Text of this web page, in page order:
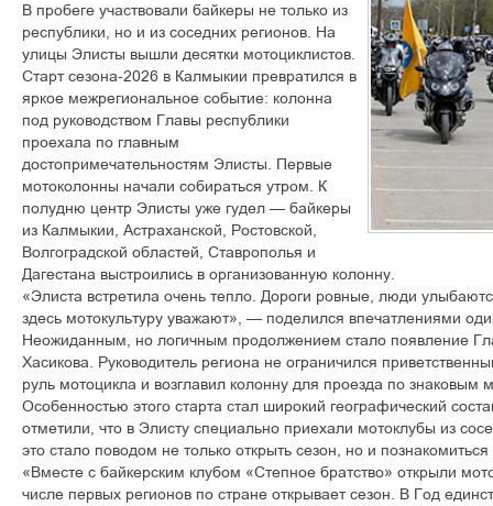
В пробеге участвовали байкеры не только из
республики, но и из соседних регионов. На
улицы Элисты вышли десятки мотоциклистов.
Старт сезона-2026 в Калмыкии превратился в
яркое межрегиональное событие: колонна
под руководством Главы республики
проехала по главным
достопримечательностям Элисты. Первые
мотоколонны начали собираться утром. К
полудню центр Элисты уже гудел — байкеры
из Калмыкии, Астраханской, Ростовской,
Волгоградской областей, Ставрополья и
Дагестана выстроились в организованную колонну.
«Элиста встретила очень тепло. Дороги ровные, люди
здесь мотокультуру уважают», — поделился впечатлениями
Неожиданным, но логичным продолжением стало появление
Хасикова. Руководитель региона не ограничился
руль мотоцикла и возглавил колонну для проезда по знаковым
Особенностью этого старта стал широкий географический
отметили, что в Элисту специально приехали мотоклубы из
это стало поводом не только открыть сезон, но и
«Вместе с байкерским клубом «Степное братство» открыли
числе первых регионов по стране открывает сезон. В Год